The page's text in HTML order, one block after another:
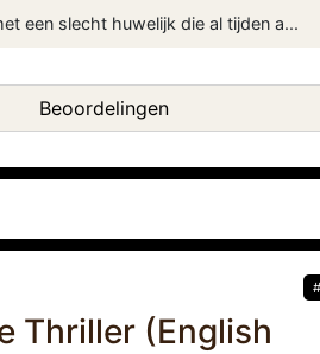
een slecht huwelijk die al tijden a...
Beoordelingen
Thriller (English